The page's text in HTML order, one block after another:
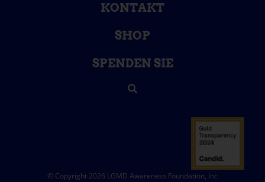
KONTAKT
SHOP
SPENDEN SIE
© Copyright 2026 LGMD Awareness Foundation, Inc